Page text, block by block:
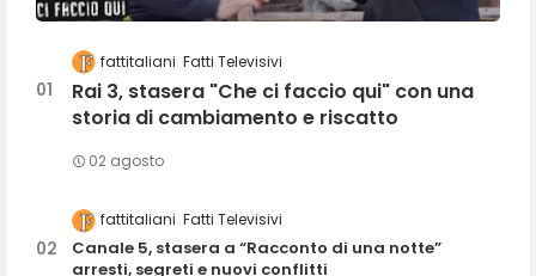
fattitaliani Fatti Televisivi
Rai 3, stasera "Che ci faccio qui" con una
storia di cambiamento e riscatto
02 agosto
fattitaliani Fatti Televisivi
Canale 5, stasera a “Racconto di una notte”
arresti, segreti e nuovi conflitti